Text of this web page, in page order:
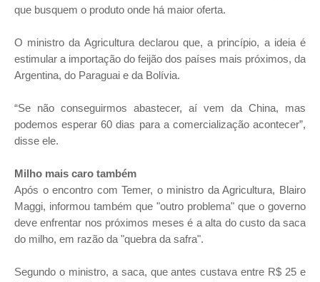
que busquem o produto onde há maior oferta.
O ministro da Agricultura declarou que, a princípio, a ideia é
estimular a importação do feijão dos países mais próximos, da
Argentina, do Paraguai e da Bolívia.
“Se não conseguirmos abastecer, aí vem da China, mas
podemos esperar 60 dias para a comercialização acontecer”,
disse ele.
Milho mais caro também
Após o encontro com Temer, o ministro da Agricultura, Blairo
Maggi, informou também que "outro problema" que o governo
deve enfrentar nos próximos meses é a alta do custo da saca
do milho, em razão da "quebra da safra".
Segundo o ministro, a saca, que antes custava entre R$ 25 e